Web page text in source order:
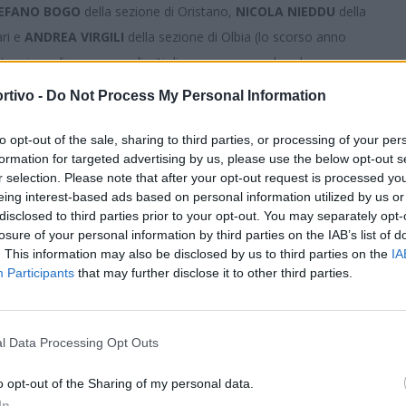
- Do Not Process My Personal Information
opt-out of the sale, sharing to third parties, or processing of your
for targeted advertising by us, please use the below opt-out
selection. Please note that after your opt-out request is processed
interest-based ads based on personal information utilized by us
to third parties prior to your opt-out. You may separately
of your personal information by third parties on the IAB’s list of
This information may also be disclosed by us to third parties on the
Participants that may further disclose it to other third parties.
Data Processing Opt Outs
opt-out of the Sharing of my personal data.
BOGO della sezione di Oristano, NICOLA NIEDDU della
e ANDREA VIRGILI della sezione di Olbia (lo scorso anno
viene dismesso per limiti di permanenza nel ruolo
a GABRIELE CAGGIARI della sezione di Cagliari).
ai sensi dell'art. 18, comma 2, lett. a) del Regolamento
di Sassari.
Regionali Arbitri (CRA) e dai Comitati Provinciali Arbitri (CPA)
Fronteddu della sezione di Nuoro e Augusto Giovanni
motivate valutazioni tecniche Francesco Serusi della
Tecnico dell'AIA Mauro Ignazio Cordeddu della sezione
Moroso della sezione di Sassari. Confermati nel ruolo di
della sezione di Oristano,Cristian Puddudella sezione di